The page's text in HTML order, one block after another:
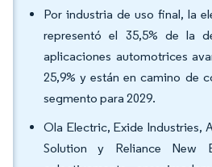
Por industria de uso final, la
representó el 35,5% de la
aplicaciones automotrices
25,9% y están en camino de
segmento para 2029.
Ola Electric, Exide Industries,
Solution y Reliance New